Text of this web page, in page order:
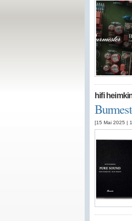
hifi
[15 Mai 2025 |